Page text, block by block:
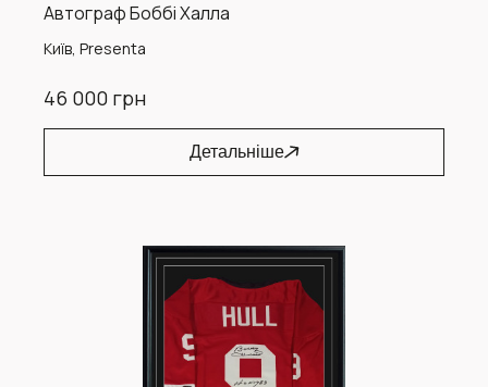
Автограф Боббі Халла
Київ, Presenta
46 000 грн
Детальніше